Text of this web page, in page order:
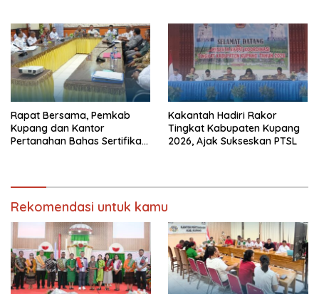
Rapat Bersama, Pemkab
Kupang dan Kantor
Pertanahan Bahas Sertifikasi
Kakantah Hadiri Rakor
Tingkat Kabupaten Kupang
2026, Ajak Sukseskan PTSL
Rekomendasi untuk kamu